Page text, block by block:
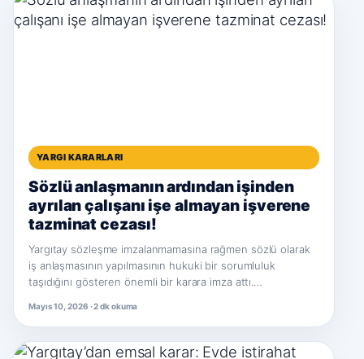
YARGI KARARLARI
Sözlü anlaşmanın ardından işinden
ayrılan çalışanı işe almayan işverene
tazminat cezası!
Yargıtay sözleşme imzalanmamasına rağmen sözlü olarak
iş anlaşmasının yapılmasının hukuki bir sorumluluk
taşıdığını gösteren önemli bir karara imza attı.…
Mayıs 10, 2026 · 2 dk okuma